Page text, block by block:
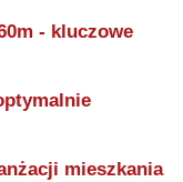
- kluczowe
mieszkania